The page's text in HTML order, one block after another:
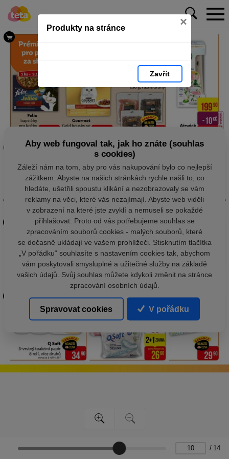
Produkty na stránce ×
Zavřít
/ 14
Aby web fungoval tak, jak ho znáte (souhlas
s cookies)
Záleží nám na tom, aby pro vás nakupování bylo co nejlepší
zážitkem. Abyste na našich stránkách rychle našli to, co
hledáte, ušetřili spoustu klikání a nezobrazovaly se vám
reklamy na věci, které vás nezajímají. Abyste web viděli
v zobrazení na které jste zvyklí a nemuseli se pokaždé
přihlašovat. Proto od vás potřebujeme souhlas se
zpracováním souborů cookies - malých souborů, které
se dočasně ukládají ve vašem prohlížeči. Stisknutím tlačítka
„V pořádku“ souhlasíte s nastavením cookies tak, abychom
vám poskytovali smysluplné a užitečné služby na základě
vašich údajů. Svůj souhlas můžete kdykoli změnit na stránce
zpracování osobních údajů.
Spravovat cookies V pořádku